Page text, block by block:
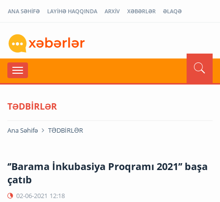
ANA SƏHİFƏ LAYİHƏ HAQQINDA ARXİV XƏBƏRLƏR ƏLAQƏ
TƏDBİRLƏR
Ana Səhifə TƏDBİRLƏR
‘’Barama İnkubasiya Proqramı 2021’’ başa
çatıb
02-06-2021 12:18